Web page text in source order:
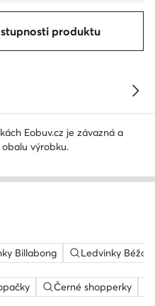
produktu
Eobuv.cz je závazná a
výrobku.
Billabong Ledvinky
Černé shopperky